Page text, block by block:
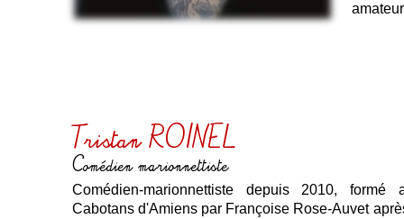
Tristan ROINEL
Comédien marionnettiste
Comédien-marionnettiste depuis 2010, formé
Cabotans d'Amiens par Françoise Rose-Auvet